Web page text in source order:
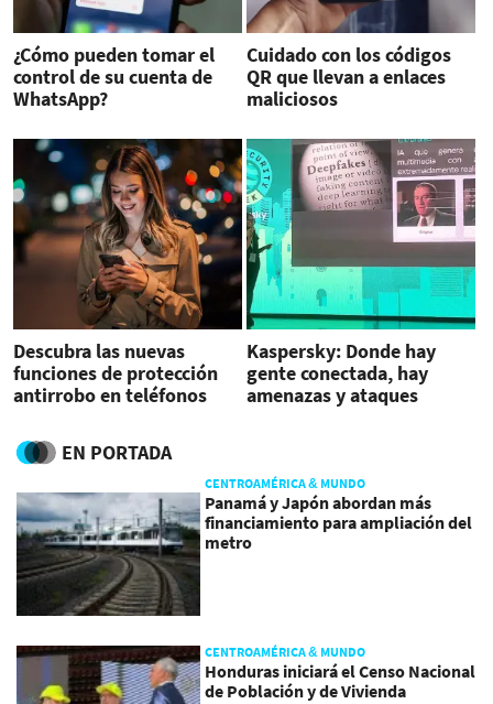
¿Cómo pueden tomar el
control de su cuenta de
WhatsApp?
Cuidado con los códigos
QR que llevan a enlaces
maliciosos
Descubra las nuevas
funciones de protección
antirrobo en teléfonos
Kaspersky: Donde hay
gente conectada, hay
amenazas y ataques
EN PORTADA
CENTROAMÉRICA & MUNDO
Panamá y Japón abordan más
financiamiento para ampliación del
metro
CENTROAMÉRICA & MUNDO
Honduras iniciará el Censo Nacional
de Población y de Vivienda